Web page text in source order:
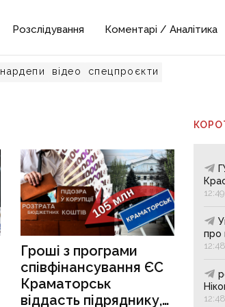
Розслідування Коментарі / Аналітика
нардепи відео спецпроєкти
Гроші з програми
співфінансування ЄС
Краматорськ
віддасть підряднику,
12:49
про
12:48
12:48